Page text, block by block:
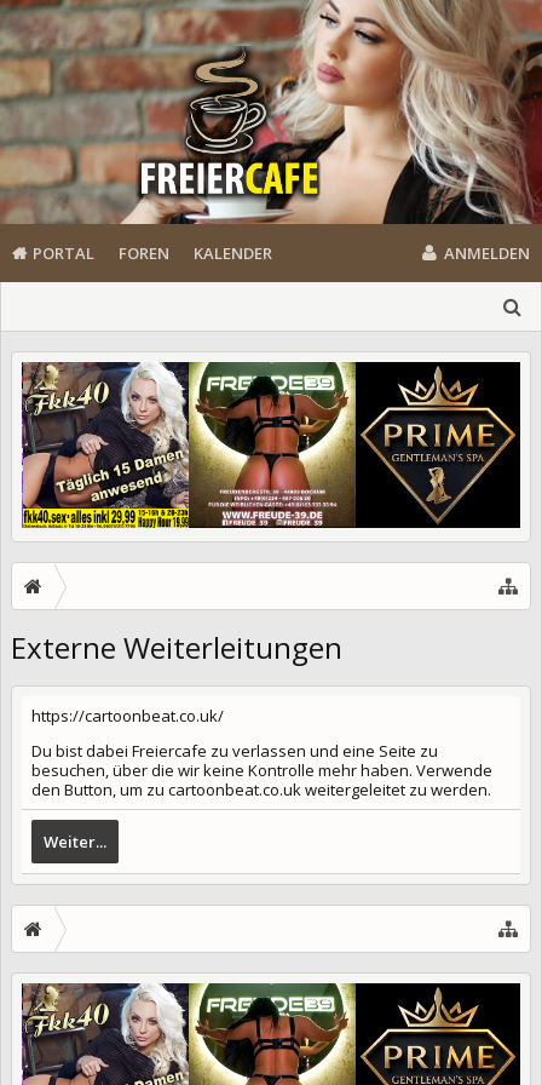
PORTAL FOREN KALENDER ANMELDEN
Externe Weiterleitungen
https://cartoonbeat.co.uk/
Du bist dabei Freiercafe zu verlassen und eine Seite zu
besuchen, über die wir keine Kontrolle mehr haben. Verwende
den Button, um zu cartoonbeat.co.uk weitergeleitet zu werden.
Weiter...